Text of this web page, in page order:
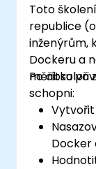
Toto
republice
inženýrům,
Dockeru a
měřítku při
Po
schopni:
Docker